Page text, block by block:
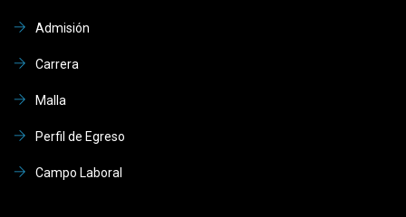
Admisión
Carrera
Malla
Perfil de Egreso
Campo Laboral